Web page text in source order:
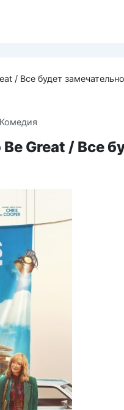
/ Все будет замечательно
Комедия
Great / Все